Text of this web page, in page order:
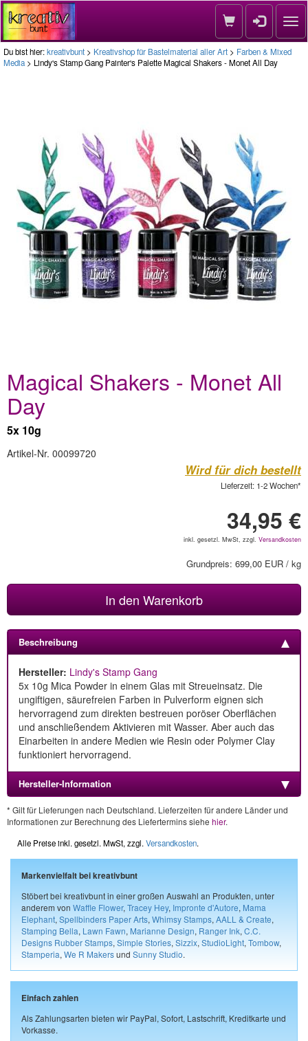
Du bist hier:kreativbunt > Kreativshop für Bastelmaterial aller Art > Farben & Mixed
Media > Lindy's Stamp Gang Painter's Palette Magical Shakers - Monet All Day
Magical Shakers - Monet All
Day
5x 10g
Artikel-Nr. 00099720
Wird für dich bestellt
Lieferzeit: 1-2 Wochen*
34,95 €
inkl. gesetzl. MwSt, zzgl. Versandkosten
Grundpreis: 699,00 EUR / kg
In den Warenkorb
Beschreibung
Hersteller: Lindy's Stamp Gang
5x 10g Mica Powder in einem Glas mit Streueinsatz. Die
ungiftigen, säurefreien Farben in Pulverform eignen sich
hervorragend zum direkten bestreuen poröser Oberflächen
und anschließendem Aktivieren mit Wasser. Aber auch das
Einarbeiten in andere Medien wie Resin oder Polymer Clay
funktioniert hervorragend.
Hersteller-Information
* Gilt für Lieferungen nach Deutschland. Lieferzeiten für andere Länder und
Informationen zur Berechnung des Liefertermins siehe hier.
Alle Preise inkl. gesetzl. MwSt, zzgl. Versandkosten.
Markenvielfalt bei kreativbunt
Stöbert bei kreativbunt in einer großen Auswahl an Produkten, unter
anderem von Waffle Flower, Tracey Hey, Impronte d'Autore, Mama
Elephant, Spellbinders Paper Arts, Whimsy Stamps, AALL & Create,
Stamping Bella, Lawn Fawn, Marianne Design, Ranger Ink, C.C.
Designs Rubber Stamps, Simple Stories, Sizzix, StudioLight, Tombow,
Stamperia, We R Makersund Sunny Studio.
Einfach zahlen
Als Zahlungsarten bieten wir PayPal, Sofort, Lastschrift, Kreditkarte und
Vorkasse.